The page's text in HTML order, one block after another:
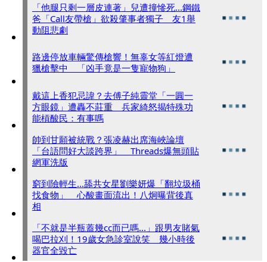
「他腿只剩一層皮連著」兒遭撞慘死...鋼鐵
爸「Call友帶槍」欲殺肇事者獨子 友1舉
動阻悲劇
路邊停放車輛驚傳槍響！無辜女等紅燈遭
獵槍擊中 「凶手竟是一隻寵物狗」
戴這上香犯忌諱？去傅子純靈堂「一圓一
方眼鏡」遭轟不莊重 兵家綺怒揭特殊功
能槓酸民：有事嗎
帥到甘願被統戰？張凌赫出席海峽論壇
「台語問好大談跨界」 Threads爆無頭貼
網軍洗版
窮到險輕生...舔共女星劉樂妍爆「翻垃圾桶
找食物」 心酸畫面流出！八炯曝背後真
相
「不就是半瓶蓋幾cc而已嗎...」跟男友賭氣
喝巴拉刈！19歲女急診室說笑 幾小時後
器官全毀亡